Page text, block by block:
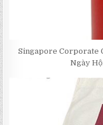
Singapore Corporate
Ngày